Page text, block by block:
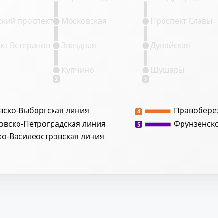
Выборгская линия
Петроградская линия
Василеостровская линия
4
5
2 5
Ветеранов
проспект
Купчино
Звёздная
Московская Проспект Славы
Дунайская
Шушары